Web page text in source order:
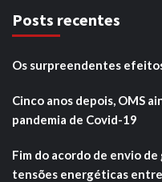
Posts recentes
Os surpreendentes
Cinco anos depois, OMS
pandemia de Covid-19
Fim do acordo de envio de
tensões energéticas